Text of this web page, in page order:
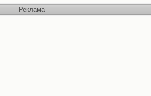
Реклама